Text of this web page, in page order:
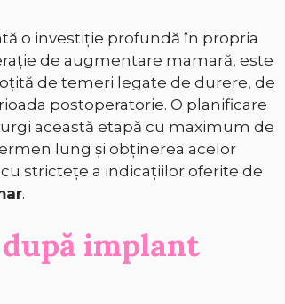
o investiție profundă în propria
de augmentare mamară, este
de temeri legate de durere, de
postoperatorie. O planificare
această etapă cu maximum de
lung și obținerea acelor
strictețe a indicațiilor oferite de
.
implant